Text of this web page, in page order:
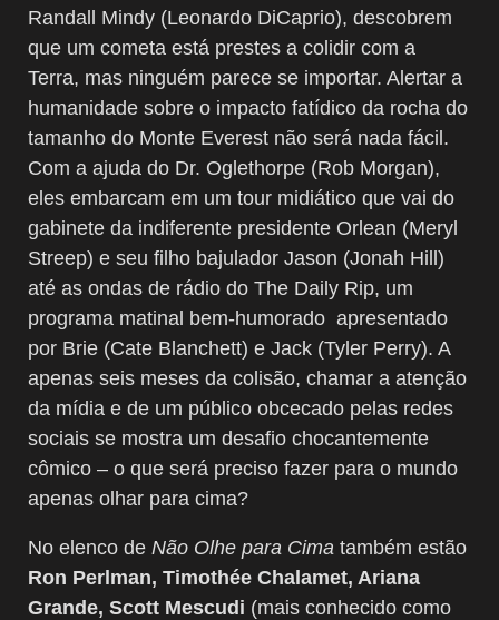
Randall Mindy (Leonardo DiCaprio), descobrem
que um cometa está prestes a colidir com a
Terra, mas ninguém parece se importar. Alertar a
humanidade sobre o impacto fatídico da rocha do
tamanho do Monte Everest não será nada fácil.
Com a ajuda do Dr. Oglethorpe (Rob Morgan),
eles embarcam em um tour midiático que vai do
gabinete da indiferente presidente Orlean (Meryl
Streep) e seu filho bajulador Jason (Jonah Hill)
até as ondas de rádio do The Daily Rip, um
programa matinal bem-humorado apresentado
por Brie (Cate Blanchett) e Jack (Tyler Perry). A
apenas seis meses da colisão, chamar a atenção
da mídia e de um público obcecado pelas redes
sociais se mostra um desafio chocantemente
cômico – o que será preciso fazer para o mundo
apenas olhar para cima?
No elenco de Não Olhe para Cima também estão
Ron Perlman, Timothée Chalamet, Ariana
Grande, Scott Mescudi (mais conhecido como